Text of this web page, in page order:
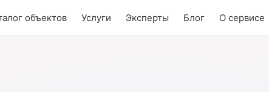
объектов Услуги Эксперты Блог О сервисе